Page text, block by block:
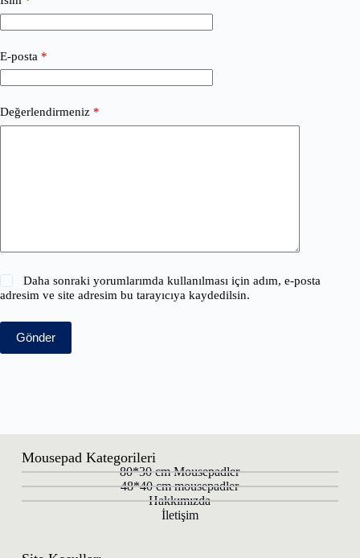
E-posta *
Değerlendirmeniz *
Daha sonraki yorumlarımda kullanılması için adım, e-posta
adresim ve site adresim bu tarayıcıya kaydedilsin.
Gönder
Mousepad Kategorileri
80*30 cm Mousepadler
48*40 cm mousepadler
Hakkımızda
İletişim